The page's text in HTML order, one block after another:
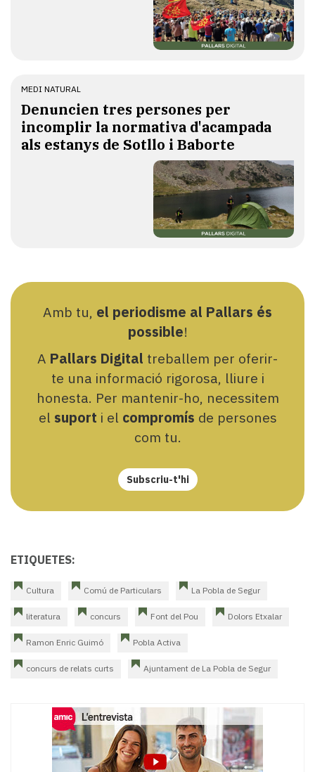
MEDI NATURAL
Denuncien tres persones per
incomplir la normativa d'acampada
als estanys de Sotllo i Baborte
Amb tu, el periodisme al Pallars és
possible!
A Pallars Digital treballem per oferir-
te una informació rigorosa, lliure i
honesta. Per mantenir-ho, necessitem
el suport i el compromís de persones
com tu.
Subscriu-t'hi
ETIQUETES:
Cultura Comú de Particulars La Pobla de Segur
literatura concurs Font del Pou Dolors Etxalar
Ramon Enric Guimó Pobla Activa
concurs de relats curts Ajuntament de La Pobla de Segur